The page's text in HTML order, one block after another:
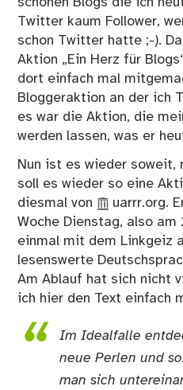
Twitter kaum Follower,
schon Twitter hatte ;-).
Aktion „Ein Herz für
dort einfach mal
Bloggeraktion an der ich
es war die Aktion, die
werden lassen, was er
Nun ist es wieder soweit,
soll es wieder so eine
diesmal von
uarrr.org.
Woche Dienstag, also am
einmal mit dem Linkgeiz
lesenswerte
Am Ablauf hat sich nicht
ich hier den Text einfach
Im Idealfalle
neue Perlen und
man sich